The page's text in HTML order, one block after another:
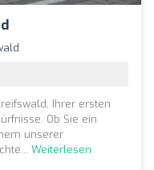
Ihrer ersten
Ob Sie ein
unserer
Weiterlesen